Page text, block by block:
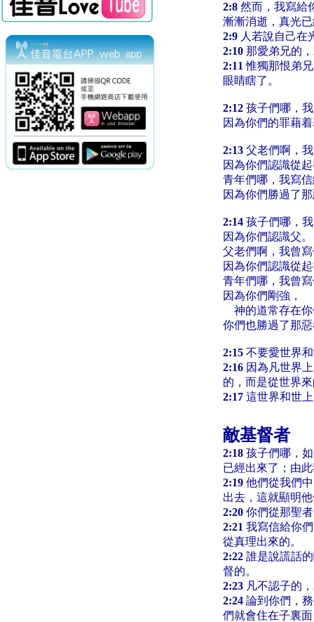
2:8 然而，我寫給
漸漸消逝，真光
2:9 人若說自己在
2:10 那愛弟兄的
2:11 惟獨那恨弟
眼睛瞎了。
2:12 孩子們哪，
因為你們的罪藉
2:13 父老們啊，
因為你們認識從
青年們哪，我寫
因為你們勝過了
2:14 孩子們哪，
因為你們認識父。
父老們啊，我曾
因為你們認識從
青年們哪，我曾
因為你們剛強，
神的道常存在你
你們也勝過了那
2:15 不要愛世界
2:16 因為凡世界
的，而是從世界
2:17 這世界和世
敵基督者
2:18 孩子們哪，
已經出來了；由
2:19 他們從我們
出去，這就顯明
2:20 你們從那聖
2:21 我寫信給你
從真理出來的。
2:22 誰是說謊話
督的。
2:23 凡不認子的
2:24 論到你們，
們就會住在子裏